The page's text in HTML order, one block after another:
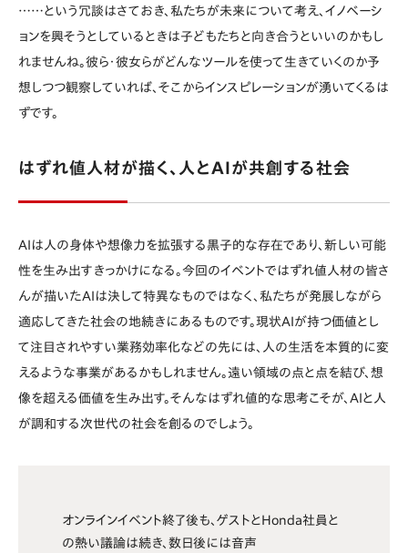
……という冗談はさておき、私たちが未来について考え、イノベーシ
ョンを興そうとしているときは子どもたちと向き合うといいのかもし
れませんね。彼ら・彼女らがどんなツールを使って生きていくのか予
想しつつ観察していれば、そこからインスピレーションが湧いてくるは
ずです。
はずれ値人材が描く、人とAIが共創する社会
AIは人の身体や想像力を拡張する黒子的な存在であり、新しい可能
性を生み出すきっかけになる。今回のイベントではずれ値人材の皆さ
んが描いたAIは決して特異なものではなく、私たちが発展しながら
適応してきた社会の地続きにあるものです。現状AIが持つ価値とし
て注目されやすい業務効率化などの先には、人の生活を本質的に変
えるような事業があるかもしれません。遠い領域の点と点を結び、想
像を超える価値を生み出す。そんなはずれ値的な思考こそが、AIと人
が調和する次世代の社会を創るのでしょう。
オンラインイベント終了後も、ゲストとHonda社員と
の熱い議論は続き、数日後には音声